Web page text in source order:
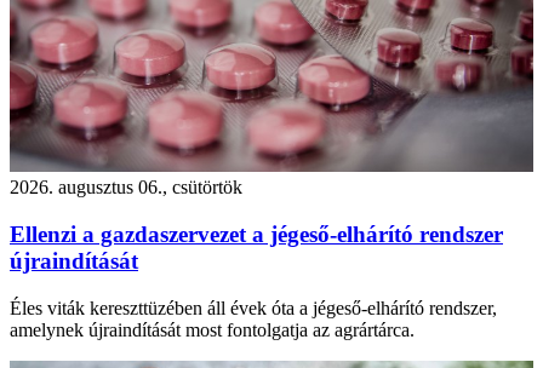
2026. augusztus 06., csütörtök
Ellenzi a gazdaszervezet a jégeső-elhárító rendszer
újraindítását
Éles viták kereszttüzében áll évek óta a jégeső-elhárító rendszer,
amelynek újraindítását most fontolgatja az agrártárca.